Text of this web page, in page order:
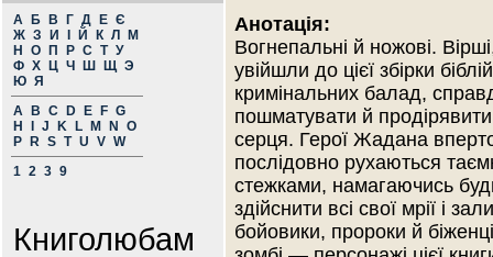
А Б В Г Д Е Є
Ж З И Й К Л
М
Н
О П Р С Т У
Ф Х Ц Ч Ш Щ Э
Ю Я
A
B C D E F G
H
J K L M N
O
P
R S T U V W
1 2 3 9
Книголюбам
Анотація:
Вогнепальні й ножові.
увійшли до цієї збірки
кримінальних балад,
пошматувати й продірявити
серця. Герої Жадана
послідовно рухаються
стежками, намагаючись
здійснити всі свої мрії і
бойовики, пророки й